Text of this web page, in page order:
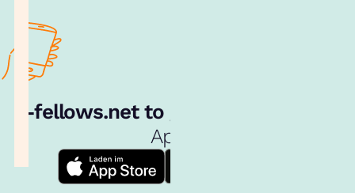
e‑fellows.net to go:
App!